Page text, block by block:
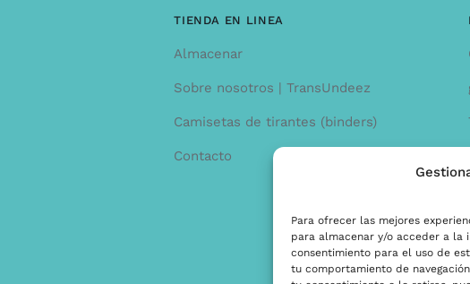
Para ofrecer las mejores
para almacenar y/o acceder a
consentimiento para el uso de
tu comportamiento de
TIENDA EN LINEA
Almacenar
Sobre nosotros | TransUndeez
Camisetas de tirantes (binders)
Contacto